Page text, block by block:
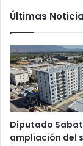
Últimas
Diputado
ampliación del